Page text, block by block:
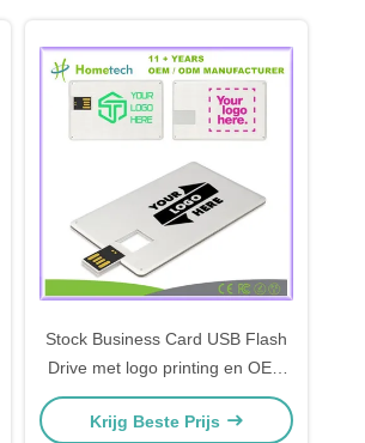
Stock Business Card USB Flash
Drive met logo printing en OEM
aanvaard
Krijg Beste Prijs